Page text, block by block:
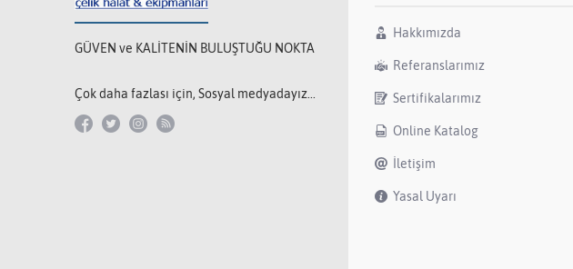
GÜVEN ve KALİTENİN BULUŞTUĞU NOKTA
Çok daha fazlası için, Sosyal medyadayız...
Hakkımızda
Referanslarımız
Sertifikalarımız
Online Katalog
İletişim
Yasal Uyarı